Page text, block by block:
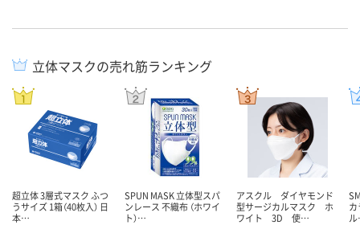
立体マスクの売れ筋ランキング
超立体 3層式マスク ふつ
うサイズ 1箱（40枚入） 日
本…
SPUN MASK 立体型スパ
ンレース 不織布 （ホワイ
ト）…
アスクル ダイヤモンド
型サージカルマスク ホ
ワイト 3D 使…
カ